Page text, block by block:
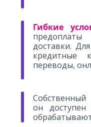
Гибкие
доставки.
кредитные
переводы,
он